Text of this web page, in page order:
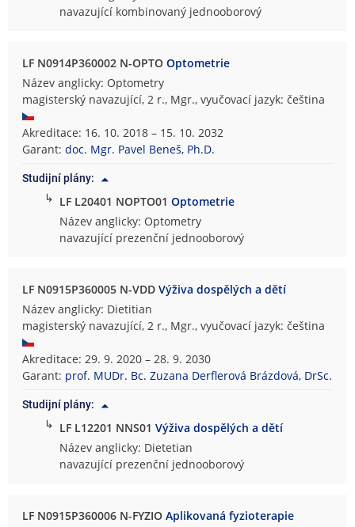
navazující kombinovaný jednooborový
LF N0914P360002 N-OPTOOptometrie
Název anglicky: Optometry
magisterský navazující, 2 r., Mgr., vyučovací jazyk: čeština
Akreditace: 16. 10. 2018 – 15. 10. 2032
Garant:doc. Mgr. Pavel Beneš, Ph.D.
Studijní plány:
↳ LF L20401 NOPTO01Optometrie
Název anglicky: Optometry
navazující prezenční jednooborový
LF N0915P360005 N-VDDVýživa dospělých a dětí
Název anglicky: Dietitian
magisterský navazující, 2 r., Mgr., vyučovací jazyk: čeština
Akreditace: 29. 9. 2020 – 28. 9. 2030
Garant: prof. MUDr. Bc. Zuzana Derflerová Brázdová, DrSc.
Studijní plány:
↳ LF L12201 NNS01Výživa dospělých a dětí
Název anglicky: Dietetian
navazující prezenční jednooborový
LF N0915P360006 N-FYZIOAplikovaná fyzioterapie